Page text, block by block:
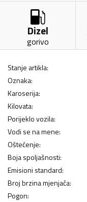
Dizel
gorivo
Stanje artikla:
Oznaka:
Karoserija:
Kilovata:
Porijeklo vozila:
Vodi se na mene:
Oštećenje:
Boja spoljašnosti:
Emisioni standard:
Broj brzina mjenjača:
Pogon: